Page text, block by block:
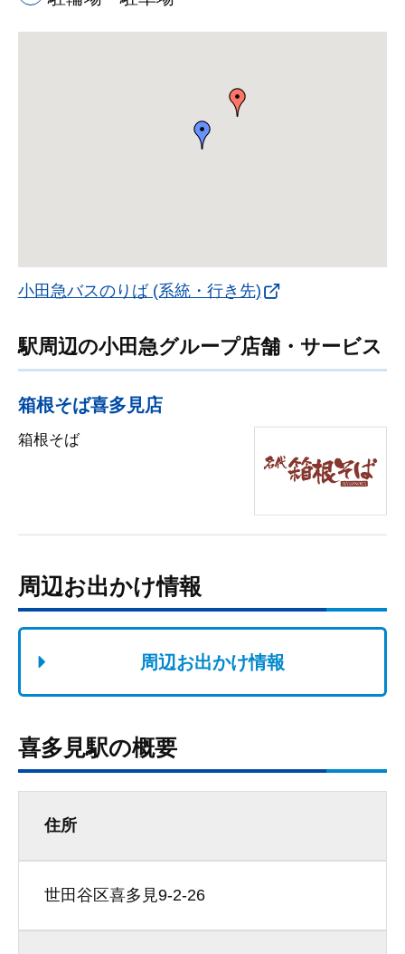
小田急バスのりば (系統・行き先)
駅周辺の小田急グループ店舗・サービス
箱根そば喜多見店
箱根そば
周辺お出かけ情報
周辺お出かけ情報
喜多見駅の概要
住所
世田谷区喜多見9-2-26